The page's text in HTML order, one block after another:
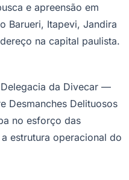
e apreensão em
Barueri, Itapevi, Jandira
na capital paulista.
da Divecar —
Desmanches Delituosos
no esforço das
estrutura operacional do